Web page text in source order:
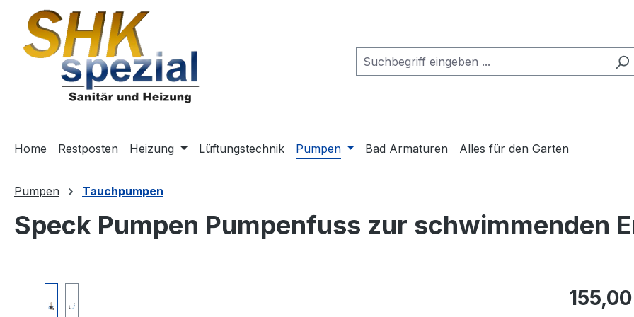
Hauptinhalt springen
Zur Suche springen
Zur Hauptnavigation springen
Home Restposten Heizung Lüftungstechnik Pumpen Bad Armaturen Alles für den Garten
Pumpen Tauchpumpen
Speck Pumpen Pumpenfuss zur schwimmenden
Regulärer